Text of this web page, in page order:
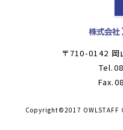
〒710-0142 岡
Tel.
Copyright©2017 OWLSTAFF